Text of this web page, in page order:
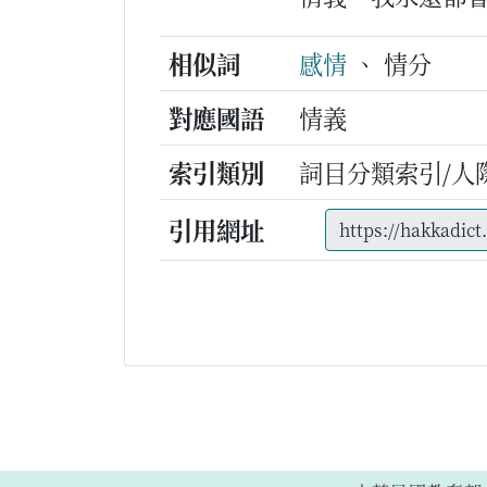
相似詞
感情 、 情分
對應國語
情義
索引類別
詞目分類索引/人
引用網址